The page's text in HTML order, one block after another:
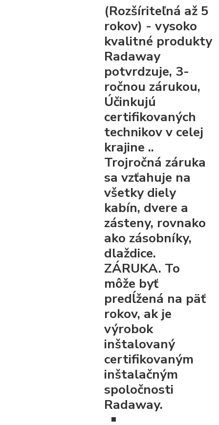
(Rozšíriteľná až 5
rokov) - vysoko
kvalitné produkty
Radaway
potvrdzuje, 3-
ročnou zárukou,
Účinkujú
certifikovaných
technikov v celej
krajine ..
Trojročná záruka
sa vzťahuje na
všetky diely
kabín, dvere a
zásteny, rovnako
ako zásobníky,
dlaždice.
ZÁRUKA. To
môže byť
predĺžená na päť
rokov, ak je
výrobok
inštalovaný
certifikovaným
inštalačným
spoločnosti
Radaway.